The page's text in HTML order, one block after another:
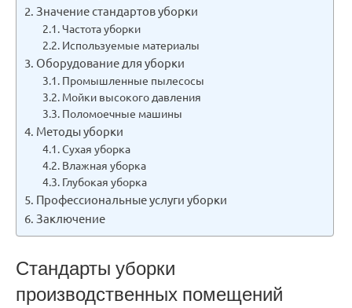
Значение стандартов уборки
Частота уборки
Используемые материалы
Оборудование для уборки
Промышленные пылесосы
Мойки высокого давления
Поломоечные машины
Методы уборки
Сухая уборка
Влажная уборка
Глубокая уборка
Профессиональные услуги уборки
Заключение
Стандарты уборки
производственных помещений